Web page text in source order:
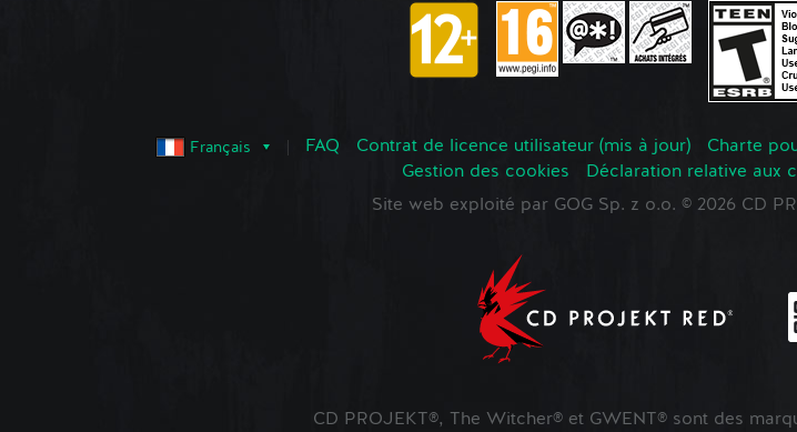
Français FAQ Contrat de licence utilisateur (mis à jour) Charte
Gestion des cookies
Déclaration relative aux
Site web exploité par GOG Sp. z o.o. © 2026 CD
CD PROJEKT®, The Witcher® et GWENT® sont des